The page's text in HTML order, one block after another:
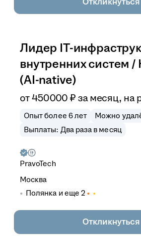
Лидер IT-
внутренних систем /
(AI-native)
от450 000 ₽ за месяц, на
Опыт более 6 лет
Можно
Выплаты: Два раза в месяц
PravoTech
Москва
Полянка и еще 2
Откликнуться